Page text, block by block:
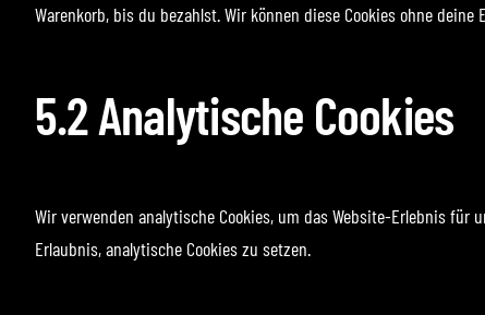
Warenkorb, bis du bezahlst. Wir können diese Cookies ohne deine
5.2 Analytische Cookies
Wir verwenden analytische Cookies, um das Website-Erlebnis
Erlaubnis, analytische Cookies zu setzen.